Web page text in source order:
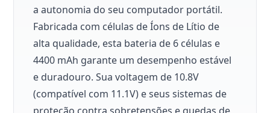
a autonomia do seu computador portátil.
Fabricada com células de Íons de Lítio de
alta qualidade, esta bateria de 6 células e
4400 mAh garante um desempenho estável
e duradouro. Sua voltagem de 10.8V
(compatível com 11.1V) e seus sistemas de